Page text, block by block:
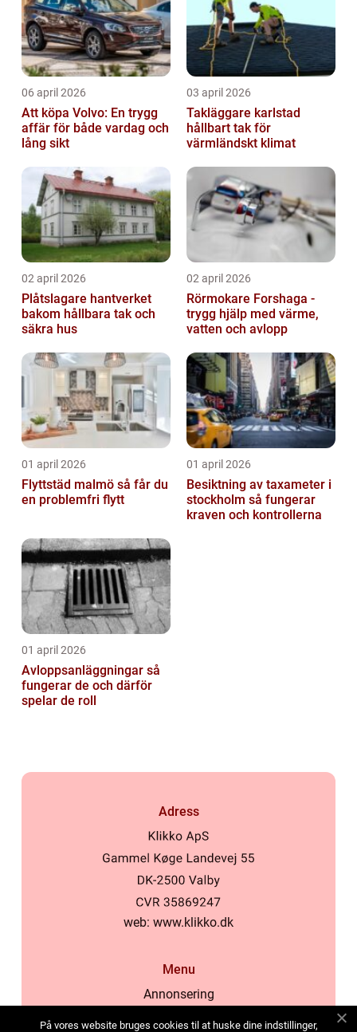
06 april 2026
Att köpa Volvo: En trygg
affär för både vardag och
lång sikt
03 april 2026
Takläggare karlstad
hållbart tak för
värmländskt klimat
02 april 2026
Plåtslagare hantverket
bakom hållbara tak och
säkra hus
02 april 2026
Rörmokare Forshaga -
trygg hjälp med värme,
vatten och avlopp
01 april 2026
Flyttstäd malmö så får du
en problemfri flytt
01 april 2026
Besiktning av taxameter i
stockholm så fungerar
kraven och kontrollerna
01 april 2026
Avloppsanläggningar så
fungerar de och därför
spelar de roll
Adress
web: www.klikko.dk
Menu
Annonsering
På vores website bruges cookies til at huske dine indstillinger,